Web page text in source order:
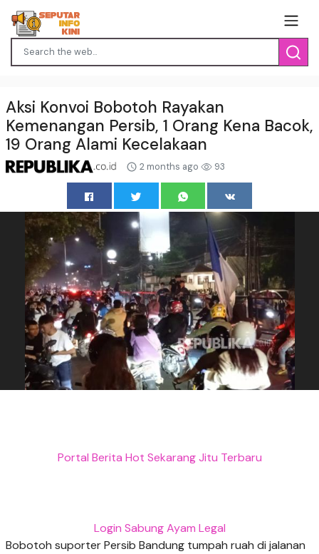
Aksi Konvoi Bobotoh Rayakan
Kemenangan Persib, 1 Orang Kena Bacok,
19 Orang Alami Kecelakaan
2 months ago 93
Portal Berita Hot Sekarang Jitu Terbaru
Login Sabung Ayam Legal
Bobotoh suporter Persib Bandung tumpah ruah di jalanan